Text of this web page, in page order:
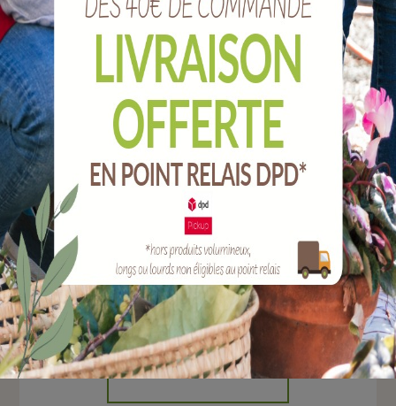
Pot MADEIRA neige Ø 24.5 cm
Ref :
035026311
EAN :8051560204621
Marque :
Quantité :
Unité
-